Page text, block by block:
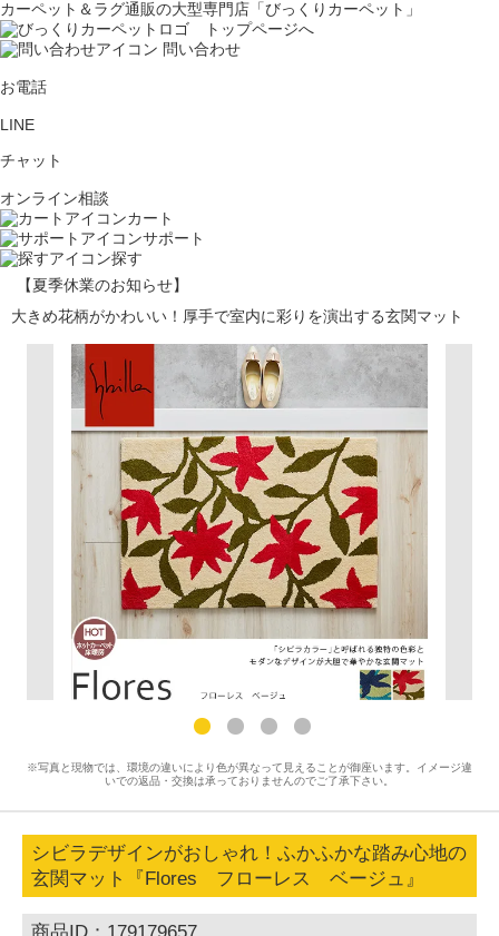
カーペット＆ラグ通販の大型専門店「びっくりカーペット」
問い合わせ
お電話
LINE
チャット
オンライン相談
カート
サポート
探す
【夏季休業のお知らせ】
大きめ花柄がかわいい！厚手で室内に彩りを演出する玄関マット
※写真と現物では、環境の違いにより色が異なって見えることが御座います。イメージ違
いでの返品・交換は承っておりませんのでご了承下さい。
シビラデザインがおしゃれ！ふかふかな踏み心地の
玄関マット『Flores フローレス ベージュ』